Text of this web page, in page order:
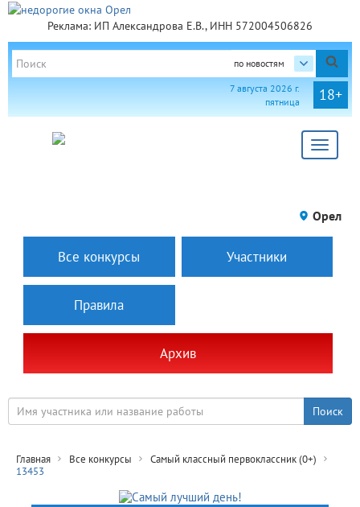
Реклама: ИП Александрова Е.В., ИНН 572004506826
по новостям
18+
7 августа 2026 г.
пятница
Toggle
Орел
Все конкурсы Участники
Правила
Архив
Главная Все конкурсы
Самый классный первоклассник (0+)
13453